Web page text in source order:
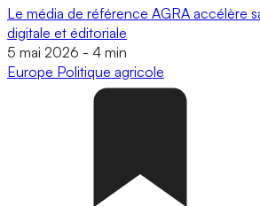
Le média de référence AGRA accélère
digitale et éditoriale
5 mai 2026 - 4 min
Europe Politique agricole